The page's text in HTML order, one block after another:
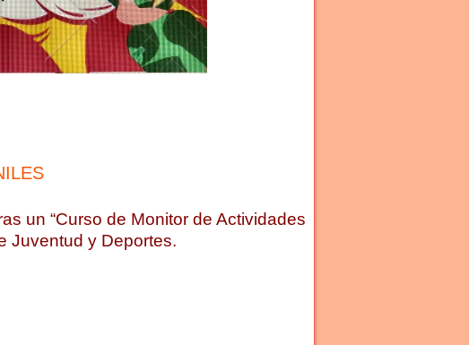
un “Curso de Monitor de Actividades
Juventud y Deportes.